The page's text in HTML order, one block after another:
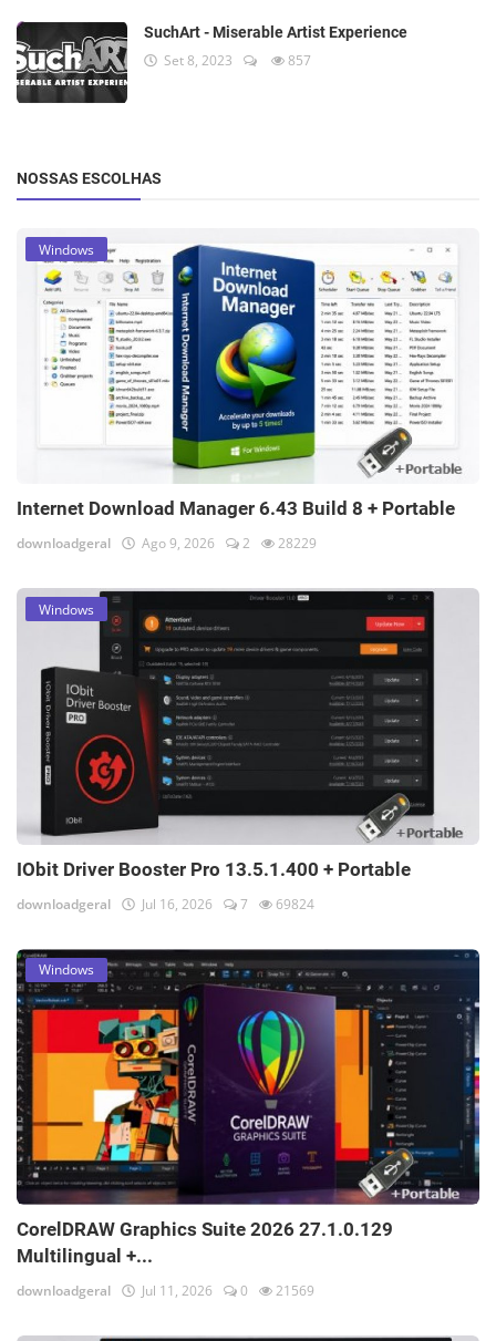
SuchArt - Miserable Artist Experience
Set 8, 2023 857
NOSSAS ESCOLHAS
Windows
Internet Download Manager 6.43 Build 8 + Portable
downloadgeral Ago 9, 2026 2 28229
Windows
IObit Driver Booster Pro 13.5.1.400 + Portable
downloadgeral Jul 16, 2026 7 69824
Windows
CorelDRAW Graphics Suite 2026 27.1.0.129
Multilingual +...
downloadgeral Jul 11, 2026 0 21569